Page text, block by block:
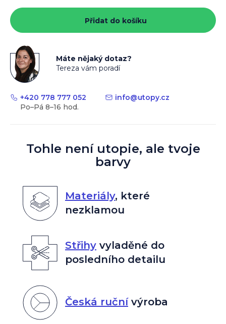
cena:
Přidat do košíku
Máte nějaký dotaz?
Tereza vám poradí
+420 778 777 052 info@utopy.cz
Tohle není utopie, ale tvoje
barvy
Materiály, které
nezklamou
Střihyvyladěné do
posledního detailu
Česká ručnívýroba